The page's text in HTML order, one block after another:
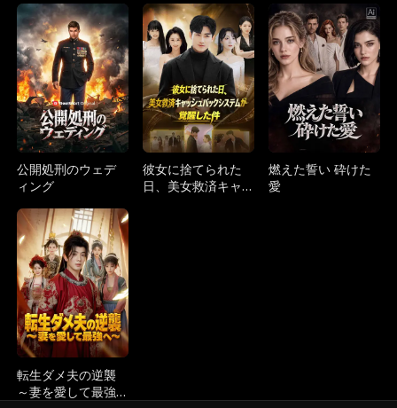
的な後悔～
双～
公開処刑のウェデ
ィング
彼女に捨てられた
日、美女救済キャ
燃えた誓い 砕けた
愛
転生ダメ夫の逆襲
～妻を愛して最強